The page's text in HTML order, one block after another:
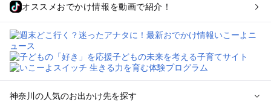
オススメおでかけ情報を動画で紹介！
神奈川の人気のお出かけ先を探す